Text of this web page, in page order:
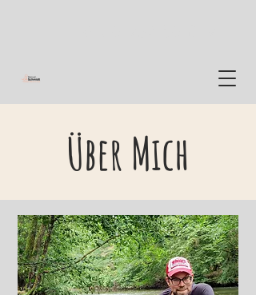
Über Mich